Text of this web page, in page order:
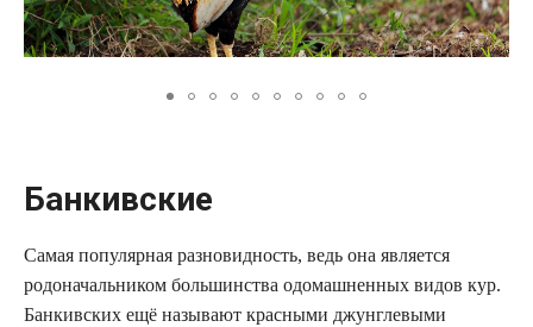
Банкивские
Самая популярная разновидность, ведь она является
родоначальником большинства одомашненных видов кур.
Банкивских ещё называют красными джунглевыми